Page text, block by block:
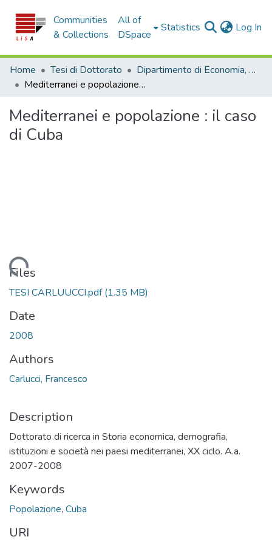
Communities
& Collections
All of
DSpace
Statistics Log In
Home Tesi di Dottorato
Dipartimento di Economia, Statistica e Finanza - Tesi di Dottorato
Mediterranei e popolazione : il caso di Cuba
Mediterranei e popolazione : il caso
di Cuba
Loading...
Files
TESI CARLUUCCI.pdf(1.35 MB)
Date
2008
Authors
Carlucci, Francesco
Description
Dottorato di ricerca in Storia economica, demografia,
istituzioni e società nei paesi mediterranei, XX ciclo. A.a.
2007-2008
Keywords
Popolazione, Cuba
URI